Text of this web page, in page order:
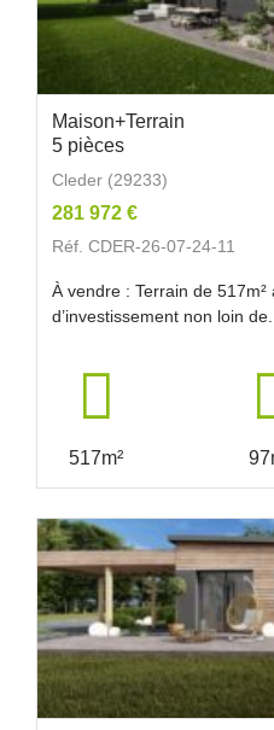
Maison+Terrain
5 pièces
Cleder (29233)
281 972 €
Réf. CDER-26-07-24-11
À vendre : Terrain de
d’investissement non loin de...
517m²